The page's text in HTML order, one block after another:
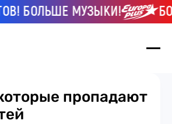
МУЗЫКИ!
пропадают